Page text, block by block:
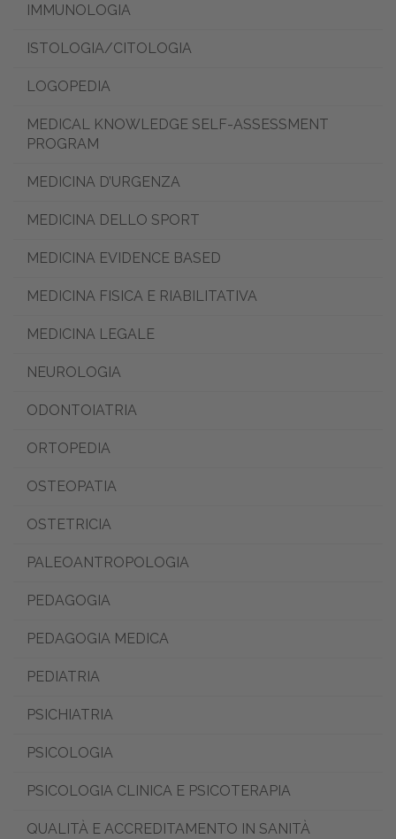
IMMUNOLOGIA
ISTOLOGIA/CITOLOGIA
LOGOPEDIA
MEDICAL KNOWLEDGE SELF-ASSESSMENT
PROGRAM
MEDICINA D’URGENZA
MEDICINA DELLO SPORT
MEDICINA EVIDENCE BASED
MEDICINA FISICA E RIABILITATIVA
MEDICINA LEGALE
NEUROLOGIA
ODONTOIATRIA
ORTOPEDIA
OSTEOPATIA
OSTETRICIA
PALEOANTROPOLOGIA
PEDAGOGIA
PEDAGOGIA MEDICA
PEDIATRIA
PSICHIATRIA
PSICOLOGIA
PSICOLOGIA CLINICA E PSICOTERAPIA
QUALITÀ E ACCREDITAMENTO IN SANITÀ